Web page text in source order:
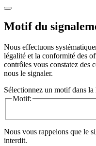
Motif du
Nous effectuons
légalité et la conformité des
contrôles vous constatez des
nous le signaler.
Sélectionnez un motif dans la
Motif:
Nous vous rappelons que le
interdit.